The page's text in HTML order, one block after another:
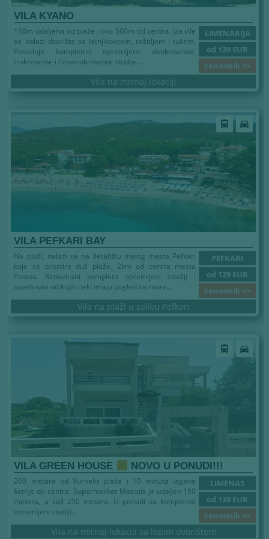
VILA KYANO
LIMENARIJA
od 139 EUR
cenovnik >>
150m udaljena od plaže i oko 500m od centra. Iza vile
se nalazi dvorište sa letnjikovcem, roštiljem i tušem.
Poseduje kompletno opremljene dvokrevetne,
trokrevetne i četverokrevetne studije...
Vila na mirnoj lokaciji
directions_bus directions_car
VILA PEFKARI BAY
PEFKARI
od 129 EUR
cenovnik >>
Na plaži, nalazi se na šetalištu malog mesta Pefkari
koje se prostire duž plaže. 2km od centra mesta
Potosa. Renovirani kompleto opremljeni studiji i
apartmani od kojih neki imaju pogled na more...
Vila na plaži u zalivu Pefkari
directions_bus directions_car
VILA GREEN HOUSE NOVO U PONUDI!!!
LIMENAS
od 139 EUR
cenovnik >>
200 metara od Vurnelis plaže i 10 minuta lagane
šetnje do centra. Supermarket Masutis je udaljen 150
metara, a Lidl 250 metara. U ponudi su kompletno
opremljeni studiji...
Vila na mirnoj lokaciji sa lepim dvorištem